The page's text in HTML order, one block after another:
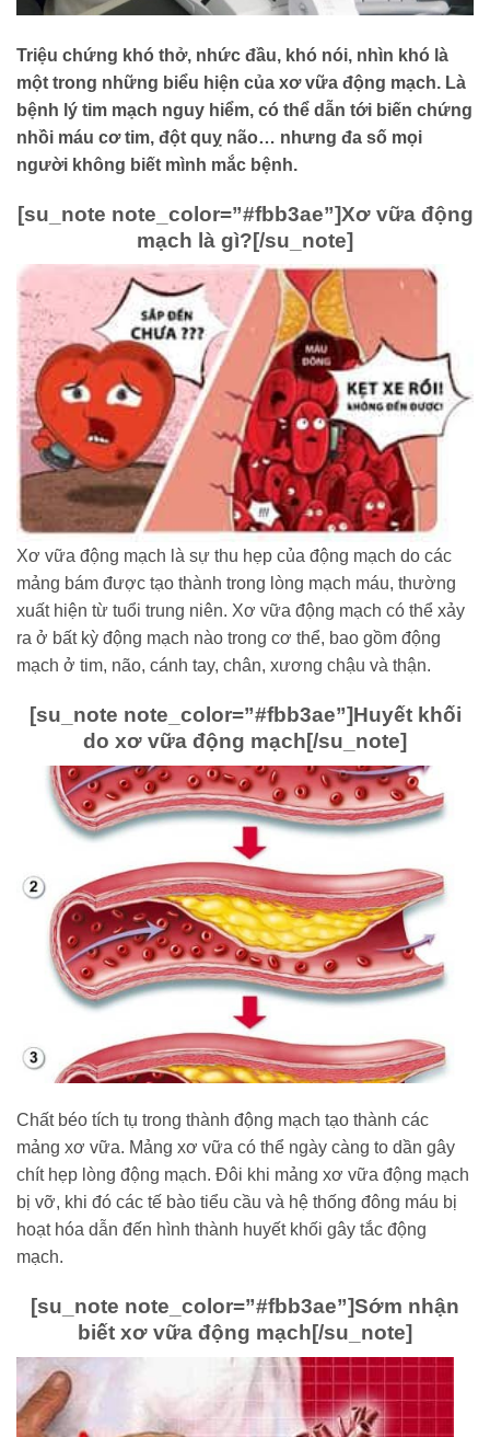
Triệu chứng khó thở, nhức đầu, khó nói, nhìn khó là
một trong những biểu hiện của xơ vữa động mạch. Là
bệnh lý tim mạch nguy hiểm, có thể dẫn tới biến chứng
nhồi máu cơ tim, đột quỵ não… nhưng đa số mọi
người không biết mình mắc bệnh.
[su_note note_color=”#fbb3ae”]Xơ vữa động
mạch là gì?[/su_note]
Xơ vữa động mạch là sự thu hẹp của động mạch do các
mảng bám được tạo thành trong lòng mạch máu, thường
xuất hiện từ tuổi trung niên. Xơ vữa động mạch có thể xảy
ra ở bất kỳ động mạch nào trong cơ thể, bao gồm động
mạch ở tim, não, cánh tay, chân, xương chậu và thận.
[su_note note_color=”#fbb3ae”]Huyết khối
do xơ vữa động mạch[/su_note]
Chất béo tích tụ trong thành động mạch tạo thành các
mảng xơ vữa. Mảng xơ vữa có thể ngày càng to dần gây
chít hẹp lòng động mạch. Đôi khi mảng xơ vữa động mạch
bị vỡ, khi đó các tế bào tiểu cầu và hệ thống đông máu bị
hoạt hóa dẫn đến hình thành huyết khối gây tắc động
mạch.
[su_note note_color=”#fbb3ae”]Sớm nhận
biết xơ vữa động mạch[/su_note]